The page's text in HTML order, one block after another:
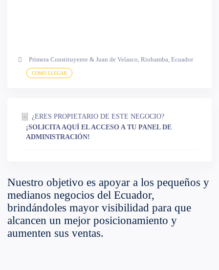
Primera Constituyente & Juan de Velasco, Riobamba, Ecuador
COMO LLEGAR
¿ERES PROPIETARIO DE ESTE NEGOCIO?
¡SOLICITA AQUÍ EL ACCESO A TU PANEL DE
ADMINISTRACIÓN!
Nuestro objetivo es apoyar a los pequeños y
medianos negocios del Ecuador,
brindándoles mayor visibilidad para que
alcancen un mejor posicionamiento y
aumenten sus ventas.